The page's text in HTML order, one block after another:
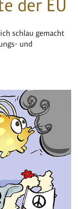
der EU
schlau gemacht
und